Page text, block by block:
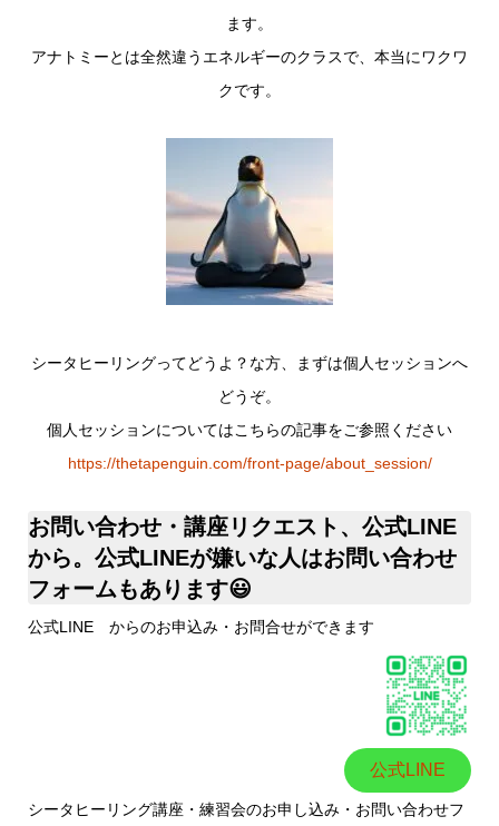
ます。
アナトミーとは全然違うエネルギーのクラスで、本当にワクワ
クです。
シータヒーリングってどうよ？な方、まずは個人セッションへ
どうぞ。
個人セッションについてはこちらの記事をご参照ください
https://thetapenguin.com/front-page/about_session/
お問い合わせ・講座リクエスト、公式LINE
から。公式LINEが嫌いな人はお問い合わせ
フォームもあります😃
公式LINE からのお申込み・お問合せができます
公式LINE
シータヒーリング講座・練習会のお申し込み・お問い合わせフ